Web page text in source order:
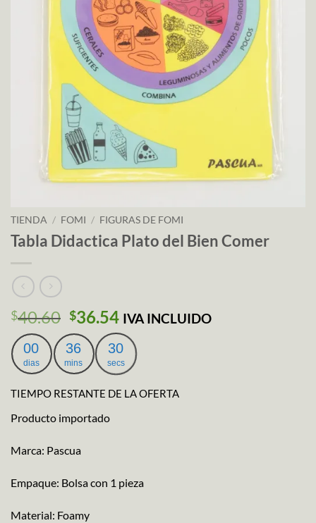
TIENDA / FOMI / FIGURAS DE FOMI
Tabla Didactica Plato del Bien Comer
$40.60 El
precio
original
era:
$36.54El
precio
actual
es:
IVA INCLUIDO
00
dias
36
mins
30
secs
TIEMPO RESTANTE DE LA OFERTA
Producto importado
Marca: Pascua
Empaque: Bolsa con 1 pieza
Material: Foamy